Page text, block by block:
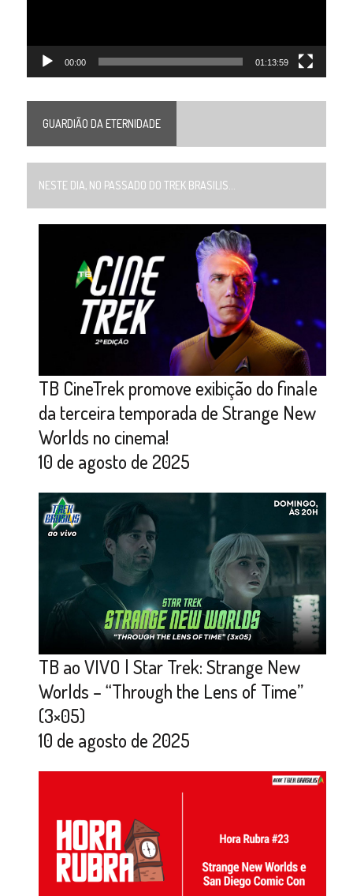
00:00 01:13:59
GUARDIÃO DA ETERNIDADE
NESTE DIA, NO PASSADO DO TREK BRASILIS...
TB CineTrek promove exibição do finale
da terceira temporada de Strange New
Worlds no cinema!
10 de agosto de 2025
TB ao VIVO | Star Trek: Strange New
Worlds – “Through the Lens of Time”
(3×05)
10 de agosto de 2025